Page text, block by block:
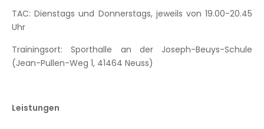
TAC: Dienstags und Donnerstags, jeweils von 19.00-20.45
Uhr
Trainingsort: Sporthalle an der Joseph-Beuys-Schule
(Jean-Pullen-Weg 1, 41464 Neuss)
Leistungen